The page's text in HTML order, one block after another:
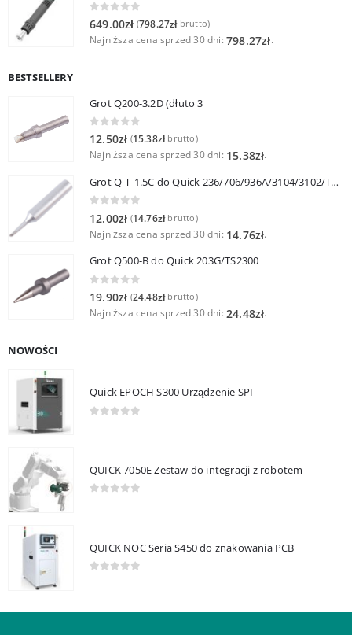
649.00zł (798.27złbrutto)
Najniższa cena sprzed 30 dni: 798.27zł.
BESTSELLERY
Grot Q200-3.2D (dłuto 3
0out of 5
12.50zł (15.38złbrutto)
Najniższa cena sprzed 30 dni: 15.38zł.
Grot Q-T-1.5C do Quick 236/706/936A/3104/3102/TS1100
12.00zł (14.76złbrutto)
Najniższa cena sprzed 30 dni: 14.76zł.
Grot Q500-B do Quick 203G/TS2300
0out of 5
19.90zł (24.48złbrutto)
Najniższa cena sprzed 30 dni: 24.48zł.
NOWOŚCI
Quick EPOCH S300 Urządzenie SPI
QUICK 7050E Zestaw do integracji z robotem
QUICK NOC Seria S450 do znakowania PCB